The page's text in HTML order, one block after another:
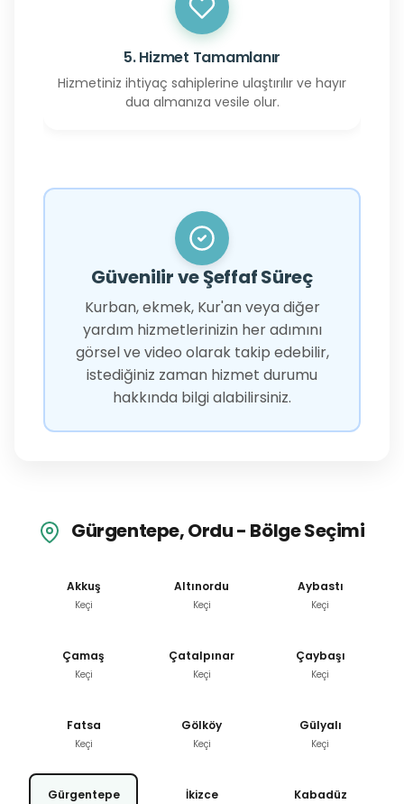
5. Hizmet Tamamlanır
Hizmetiniz ihtiyaç sahiplerine ulaştırılır ve hayır
dua almanıza vesile olur.
Güvenilir ve Şeffaf Süreç
Kurban, ekmek, Kur'an veya diğer
yardım hizmetlerinizin her adımını
görsel ve video olarak takip edebilir,
istediğiniz zaman hizmet durumu
hakkında bilgi alabilirsiniz.
Gürgentepe, Ordu - Bölge Seçimi
Akkuş
Keçi
Altınordu
Keçi
Aybastı
Keçi
Çamaş
Keçi
Çatalpınar
Keçi
Çaybaşı
Keçi
Fatsa
Keçi
Gölköy
Keçi
Gülyalı
Keçi
Gürgentepe İkizce Kabadüz